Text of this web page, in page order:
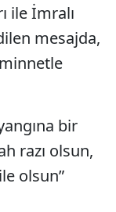
ile İmralı
mesajda,
bir
razı olsun,
olsun”